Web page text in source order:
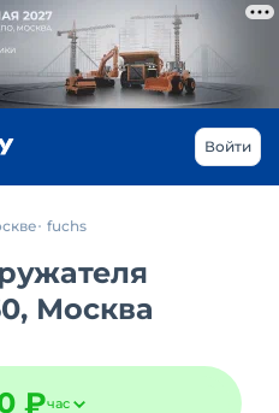
Войти
fuchs
Москва
₽час